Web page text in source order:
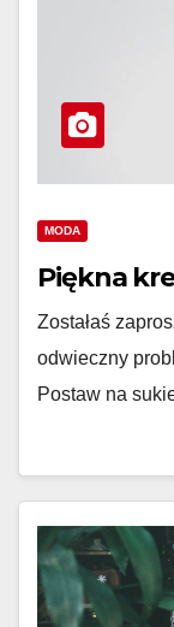
MODA
Piękna
Zostałaś
odwieczny
Postaw na